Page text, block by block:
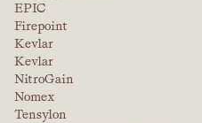
EPIC
Firepoint
Kevlar
Kevlar
NitroGain
Nomex
Tensylon